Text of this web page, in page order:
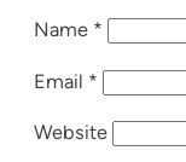
Name *
Email *
Website